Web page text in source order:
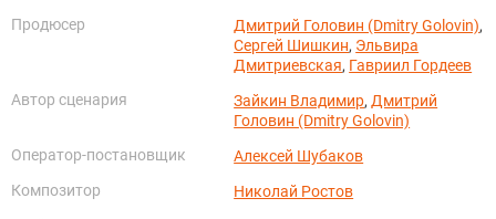
Продюсер
Дмитрий Головин (Dmitry Golovin),
Сергей Шишкин, Эльвира
Дмитриевская, Гавриил Гордеев
Автор сценария
Зайкин Владимир, Дмитрий
Головин (Dmitry Golovin)
Оператор-постановщик
Алексей Шубаков
Композитор
Николай Ростов